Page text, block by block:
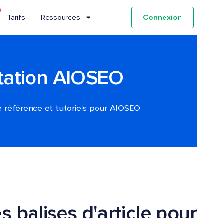
Tarifs Ressources Connexion
AIOSEO
référence et tutoriels pour AIOSEO
balises d'article pour